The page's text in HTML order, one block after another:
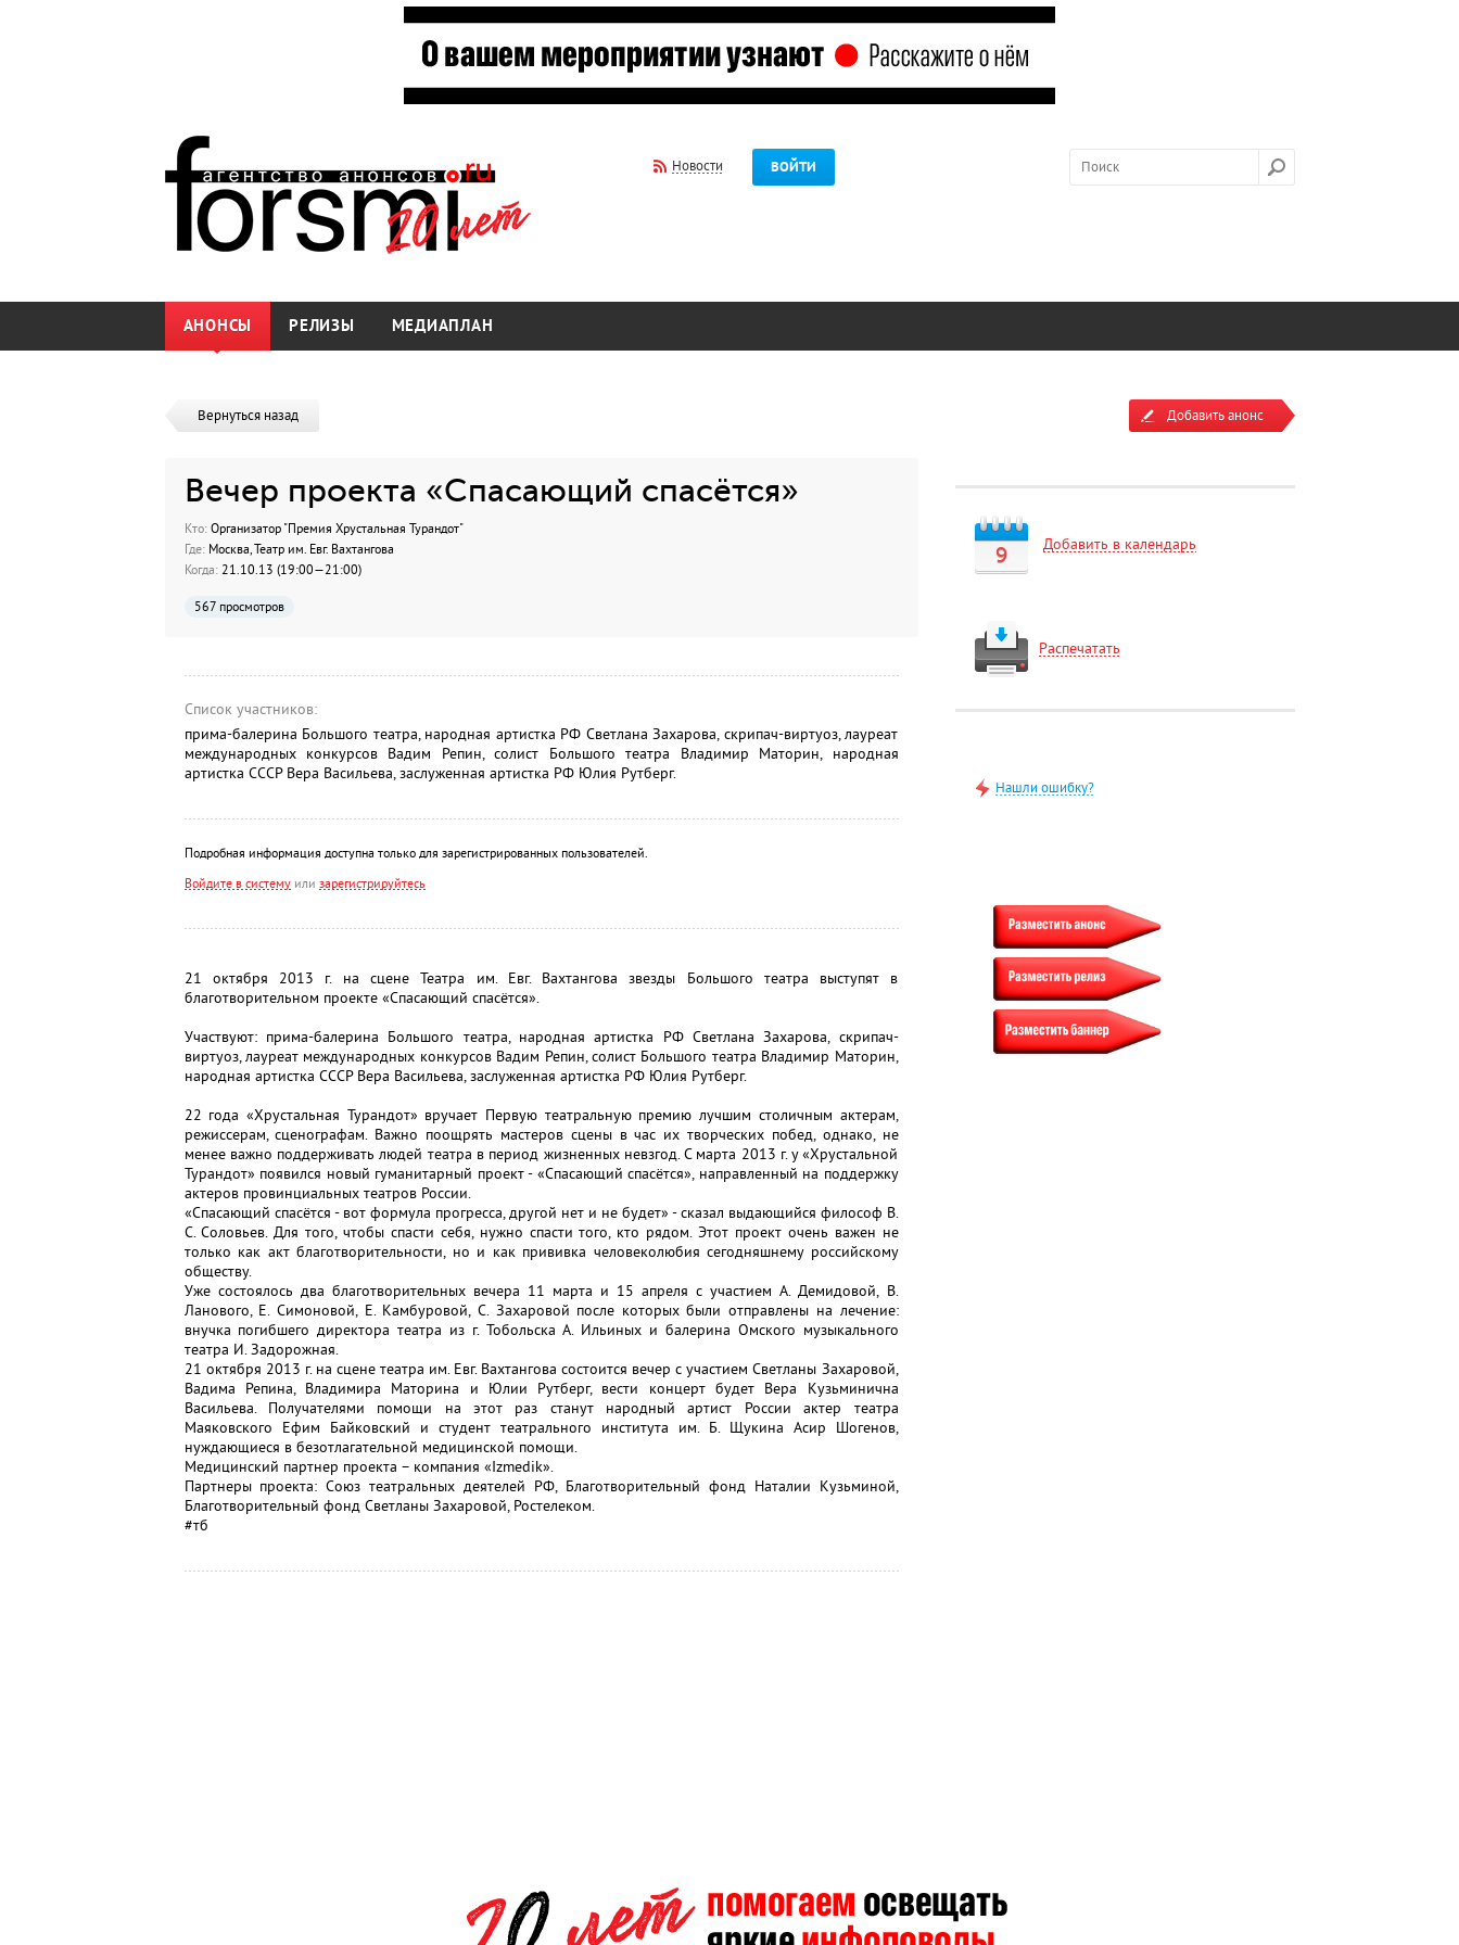
Новости ВОЙТИ
АНОНСЫ РЕЛИЗЫ МЕДИАПЛАН
Вернуться назад
Вечер проекта «Спасающий спасётся»
Кто:Организатор "Премия Хрустальная Турандот"
Где:Москва, Театр им. Евг. Вахтангова
Когда:21.10.13 (19:00—21:00)
567 просмотров
Список участников:
прима-балерина Большого театра, народная артистка РФ Светлана Захарова, скрипач-виртуоз, лауреат
международных конкурсов Вадим Репин, солист Большого театра Владимир Маторин, народная
артистка СССР Вера Васильева, заслуженная артистка РФ Юлия Рутберг.
Подробная информация доступна только для зарегистрированных пользователей.
Войдите в системуили зарегистрируйтесь
21 октября 2013 г. на сцене Театра им. Евг. Вахтангова звезды Большого театра выступят в
благотворительном проекте «Спасающий спасётся».
Участвуют: прима-балерина Большого театра, народная артистка РФ Светлана Захарова, скрипач-
виртуоз, лауреат международных конкурсов Вадим Репин, солист Большого театра Владимир Маторин,
народная артистка СССР Вера Васильева, заслуженная артистка РФ Юлия Рутберг.
22 года «Хрустальная Турандот» вручает Первую театральную премию лучшим столичным актерам,
режиссерам, сценографам. Важно поощрять мастеров сцены в час их творческих побед, однако, не
менее важно поддерживать людей театра в период жизненных невзгод. С марта 2013 г. у «Хрустальной
Турандот» появился новый гуманитарный проект - «Спасающий спасётся», направленный на поддержку
актеров провинциальных театров России.
«Спасающий спасётся - вот формула прогресса, другой нет и не будет» - сказал выдающийся философ В.
С. Соловьев. Для того, чтобы спасти себя, нужно спасти того, кто рядом. Этот проект очень важен не
только как акт благотворительности, но и как прививка человеколюбия сегодняшнему российскому
обществу.
Уже состоялось два благотворительных вечера 11 марта и 15 апреля с участием А. Демидовой, В.
Ланового, Е. Симоновой, Е. Камбуровой, С. Захаровой после которых были отправлены на лечение:
внучка погибшего директора театра из г. Тобольска А. Ильиных и балерина Омского музыкального
театра И. Задорожная.
21 октября 2013 г. на сцене театра им. Евг. Вахтангова состоится вечер с участием Светланы Захаровой,
Вадима Репина, Владимира Маторина и Юлии Рутберг, вести концерт будет Вера Кузьминична
Васильева. Получателями помощи на этот раз станут народный артист России актер театра
Маяковского Ефим Байковский и студент театрального института им. Б. Щукина Асир Шогенов,
нуждающиеся в безотлагательной медицинской помощи.
Медицинский партнер проекта – компания «Izmedik».
Партнеры проекта: Союз театральных деятелей РФ, Благотворительный фонд Наталии Кузьминой,
Благотворительный фонд Светланы Захаровой, Ростелеком.
#тб
Добавить анонс
9 Добавить в календарь
Распечатать
Нашли ошибку?